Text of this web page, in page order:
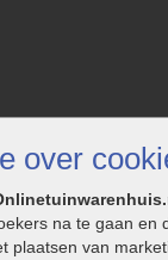
over
na te gaan en
plaatsen van